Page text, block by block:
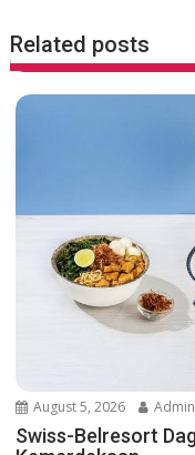
n
a
i
Related posts
August 5, 2026
Swiss-Belresort